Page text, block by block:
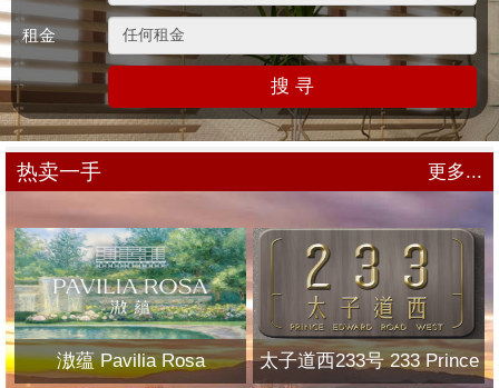
租金
搜 寻
热卖一手 更多...
滶蕴 Pavilia Rosa 太子道西233号 233 Prince